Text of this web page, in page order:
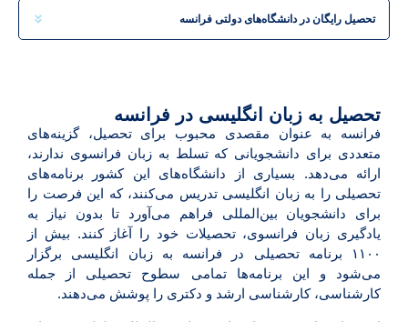
تحصیل رایگان در دانشگاه‌های دولتی فرانسه
تحصیل به زبان انگلیسی در فرانسه
فرانسه به عنوان مقصدی محبوب برای تحصیل، گزینه‌های
متعددی برای دانشجویانی که تسلط به زبان فرانسوی ندارند،
ارائه می‌دهد. بسیاری از دانشگاه‌های این کشور برنامه‌های
تحصیلی را به زبان انگلیسی تدریس می‌کنند، که این فرصت را
برای دانشجویان بین‌المللی فراهم می‌آورد تا بدون نیاز به
یادگیری زبان فرانسوی، تحصیلات خود را آغاز کنند. بیش از
۱۱۰۰ برنامه تحصیلی در فرانسه به زبان انگلیسی برگزار
می‌شود و این برنامه‌ها تمامی سطوح تحصیلی از جمله
کارشناسی، کارشناسی ارشد و دکتری را پوشش می‌دهند.